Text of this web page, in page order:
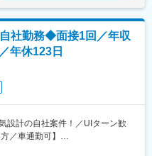
ンクで社員との距離も近く、一
す。高い目標を掲げ、チャレジ
高い社員ばかりです。20代半ば
当したり、入社6ヵ月で役職に
く、実力に応じてポジションが
（9連休）になり、10万円支給
くメソッドがあり、必要なスキ
選考を通じて上下する可能性が
を含めた表記です。
社勤務◆面接1回／年収
年休123日
設計の自社案件！／UIターン歓
／車通勤可】